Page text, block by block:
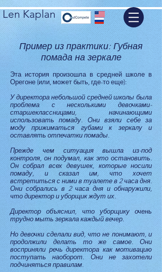
Len Kaplan
Пример из практики: Губная
помада на зеркале
Эта история произошла в средней школе в
Орегоне (или, может быть, где-то еще):
У директора небольшой средней школы была
проблема с несколькими девочками-
старшеклассницами, начинающими
использовать помаду. Они взяли себе за
моду прижиматься губами к зеркалу и
оставлять отпечатки помады.
Прежде чем ситуация вышла из-под
контроля, он подумал, как это остановить.
Он собрал всех девушек, которые носили
помаду, и сказал им, что хочет
встретиться с ними в туалете в 2 часа дня.
Они собрались в 2 часа дня и обнаружили,
что директор и уборщик ждут их.
Директор объяснил, что уборщику очень
трудно мыть зеркала каждый вечер.
Но девочки сделали вид, что не понимают, и
продолжили делать то же самое. Они
восприняли речь директора как мотивацию
поступать наоборот. Они не захотели
подчиняться правилам.